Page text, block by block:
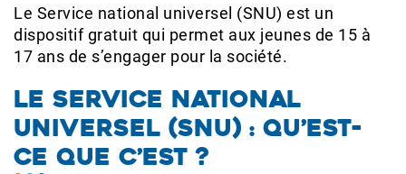
Le Service national universel (SNU) est un
dispositif gratuit qui permet aux jeunes de 15 à
17 ans de s’engager pour la société.
LE SERVICE NATIONAL
UNIVERSEL (SNU) : QU’EST-
CE QUE C’EST ?